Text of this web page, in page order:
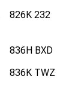
826K 232
836H BXD
836K TWZ